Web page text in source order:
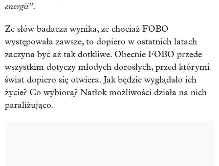
energii”.
Ze słów badacza wynika, ze chociaż FOBO
występowała zawsze, to dopiero w ostatnich latach
zaczyna być aż tak dotkliwe. Obecnie FOBO przede
wszystkim dotyczy młodych dorosłych, przed którymi
świat dopiero się otwiera. Jak będzie wyglądało ich
życie? Co wybiorą? Natłok możliwości działa na nich
paraliżująco.